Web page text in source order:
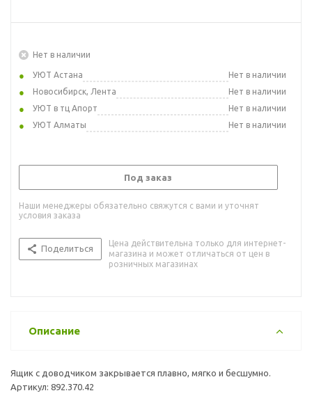
Нет в наличии
УЮТ Астана
Нет в наличии
Новосибирск, Лента
Нет в наличии
УЮТ в тц Апорт
Нет в наличии
УЮТ Алматы
Нет в наличии
Под заказ
Наши менеджеры обязательно свяжутся с вами и уточнят
условия заказа
Поделиться
Цена действительна только для интернет-
магазина и может отличаться от цен в
розничных магазинах
Описание
Ящик с доводчиком закрывается плавно, мягко и бесшумно.
Артикул: 892.370.42